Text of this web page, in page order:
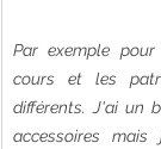
Par exemple
cours et les
différents. J'ai un
accessoires